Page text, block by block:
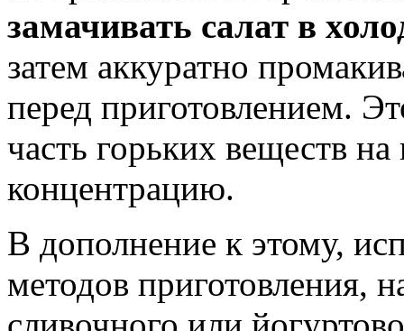
замачивать салат в
затем аккуратно
перед приготовлением.
часть горьких веществ
концентрацию.
В дополнение к этому,
методов приготовления,